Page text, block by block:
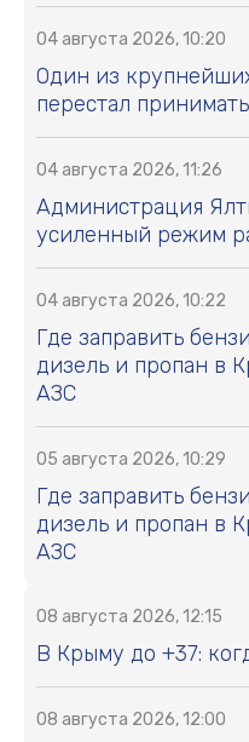
04 августа 2026, 10:20
Один из
перестал
04 августа 2026, 11:26
Администрация
усиленный режим
04 августа 2026, 10:22
Где заправить
дизель и пропан в
АЗС
05 августа 2026, 10:29
Где заправить
дизель и пропан в
АЗС
08 августа 2026, 12:15
В Крыму до +37:
08 августа 2026, 12:00